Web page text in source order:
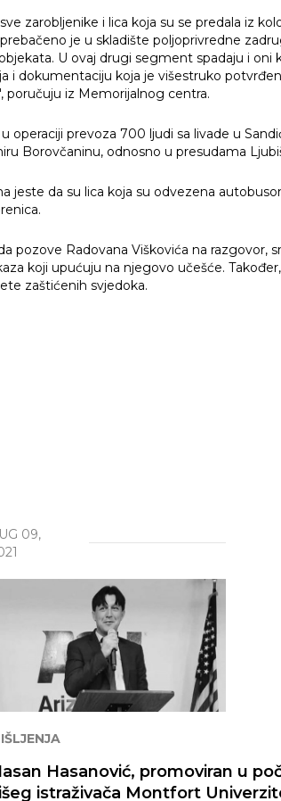
zarobljenike i lica koja su se predala iz
je u skladište poljoprivredne
U ovaj drugi segment spadaju i oni
i dokumentaciju koja je višestruko
poručuju iz Memorijalnog centra.
operaciji prevoza 700 ljudi sa livade u
Borovčaninu, odnosno u presudama
da su lica koja su odvezena
pozove Radovana Viškovića na razgovor,
koji upućuju na njegovo učešće.
zaštićenih svjedoka.
09,
Hasanović, promoviran u
istraživača Montfort